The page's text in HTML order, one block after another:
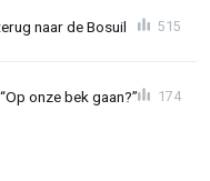
naar de Bosuil 515
onze bek gaan?” 174